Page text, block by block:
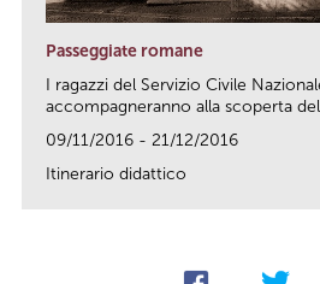
Passeggiate romane
I ragazzi del Servizio Civile
accompagneranno alla scoperta
09/11/2016 - 21/12/2016
Itinerario didattico